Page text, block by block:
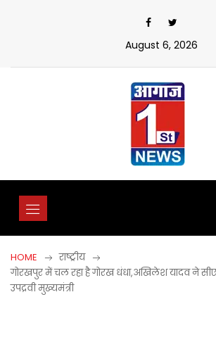
August 6, 2026
HOME
राष्ट्रीय
गोरखपुर में चल रहा है गोरख धंधा,अखिलेश यादव ने
उपद्रवी मुख्यमंत्री